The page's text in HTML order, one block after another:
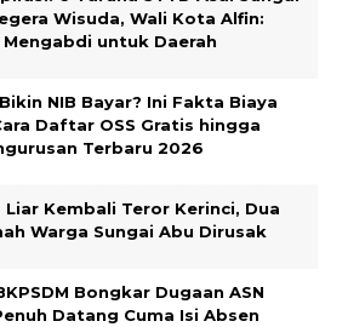
Wisuda, Wali Kota Alfin:
Mengabdi untuk Daerah
NIB Bayar? Ini Fakta Biaya
Daftar OSS Gratis hingga
Terbaru 2026
Liar Kembali Teror Kerinci, Dua
Warga Sungai Abu Dirusak
Bongkar Dugaan ASN
Datang Cuma Isi Absen